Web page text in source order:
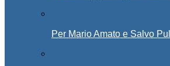
Per Mario Amato e Salvo